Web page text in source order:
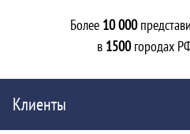
Более 10 000
в 1500городах
Клиенты